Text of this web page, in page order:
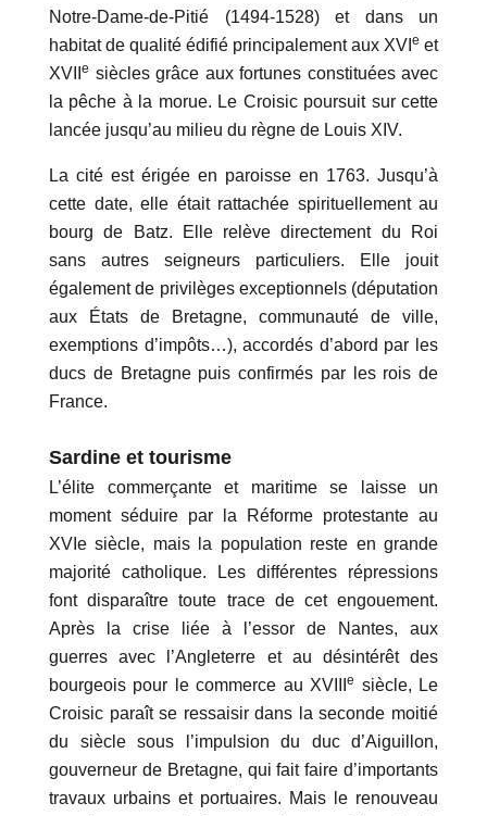
Notre-Dame-de-Pitié (1494-1528) et dans un
habitat de qualité édifié principalement aux XVI e et
XVII
e siècles grâce aux fortunes constituées avec
la pêche à la morue. Le Croisic poursuit sur cette
lancée jusqu’au milieu du règne de Louis XIV.
La cité est érigée en paroisse en 1763. Jusqu’à
cette date, elle était rattachée spirituellement au
bourg de Batz. Elle relève directement du Roi
sans autres seigneurs particuliers. Elle jouit
également de privilèges exceptionnels (députation
aux États de Bretagne, communauté de ville,
exemptions d’impôts…), accordés d’abord par les
ducs de Bretagne puis confirmés par les rois de
France.
Sardine et tourisme
L’élite commerçante et maritime se laisse un
moment séduire par la Réforme protestante au
XVIe siècle, mais la population reste en grande
majorité catholique. Les différentes répressions
font disparaître toute trace de cet engouement.
Après la crise liée à l’essor de Nantes, aux
guerres avec l’Angleterre et au désintérêt des
bourgeois pour le commerce au XVIIIe siècle, Le
Croisic paraît se ressaisir dans la seconde moitié
du siècle sous l’impulsion du duc d’Aiguillon,
gouverneur de Bretagne, qui fait faire d’importants
travaux urbains et portuaires. Mais le renouveau